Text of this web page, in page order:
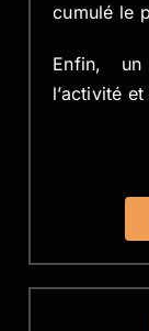
cumulé le
Enfin,
l’activité